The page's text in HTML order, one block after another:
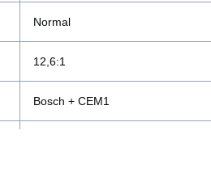
Normal
12,6:1
Bosch + CEM1